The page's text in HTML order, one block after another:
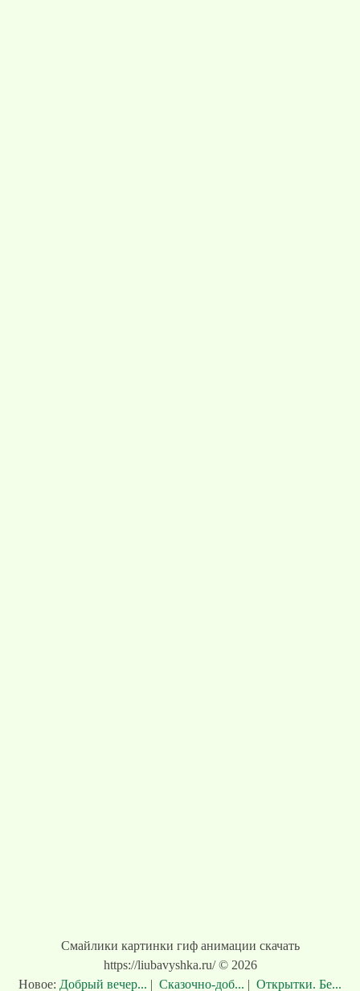
Смайлики картинки гиф анимации скачать
https://liubavyshka.ru/ © 2026
Новое: Добрый вечер... | Сказочно-доб... | Открытки. Бе...